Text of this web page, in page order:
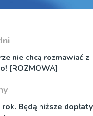
nie chcą rozmawiać z
[ROZMOWA]
Będą niższe dopłaty